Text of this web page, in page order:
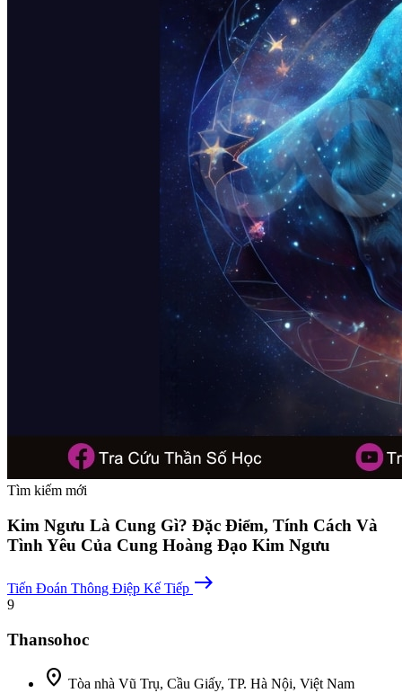
Tìm kiếm mới
Kim Ngưu Là Cung Gì? Đặc Điểm, Tính Cách Và
Tình Yêu Của Cung Hoàng Đạo Kim Ngưu
Tiến Đoán Thông Điệp Kế Tiếp east
9
Thansohoc
location_on Tòa nhà Vũ Trụ, Cầu Giấy, TP. Hà Nội, Việt Nam